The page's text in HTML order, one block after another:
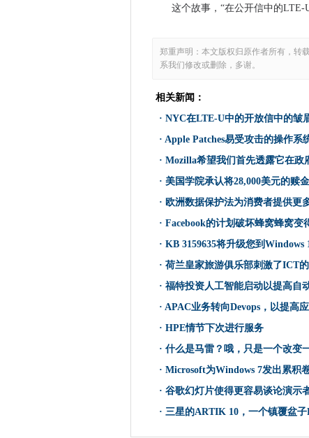
美国国防部正在扩大其与技术
荷兰皇家旅游俱乐部刺激了
赫兹将每小时租车连接到IOT
福特投资人工智能启动以提高
伦敦IT公司试图增加工作者多
Kaminario将K2 All-Flash升级
爱沙尼亚人在全球DNS劫持僵
APAC业务转向Devops，以提
在2017年的IT安全性和数据分
FOI请求揭示了伦敦当地议会
Microsoft制作最终，积极的
今天的计算学徒是业务 - 今天
RSAC17：微软表示，网络防
什么是马雷？哦，只是一个改
春季预算推进5G战略和宽带
印度部长为Apple商店持有希
投资行业将在2021年在AI上
这个故事，“在公开信中的LTE-
郑重声明：本文版权归原作者所有，转
系我们修改或删除，多谢。
相关新闻：
· NYC在LTE-U中的开放信中的皱
· Apple Patches易受攻击的操作系
· Mozilla希望我们首先透露它在政
· 美国学院承认将28,000美元的赎
· 欧洲数据保护法为消费者提供更
· Facebook的计划破坏蜂窝蜂窝变
· KB 3159635将升级您到Windows
· 荷兰皇家旅游俱乐部刺激了ICT
· 福特投资人工智能启动以提高自
· APAC业务转向Devops，以提高
· HPE情节下次进行服务
· 什么是马雷？哦，只是一个改变
· Microsoft为Windows 7发出累积
· 谷歌幻灯片使得更容易谈论演示
· 三星的ARTIK 10，一个镇覆盆